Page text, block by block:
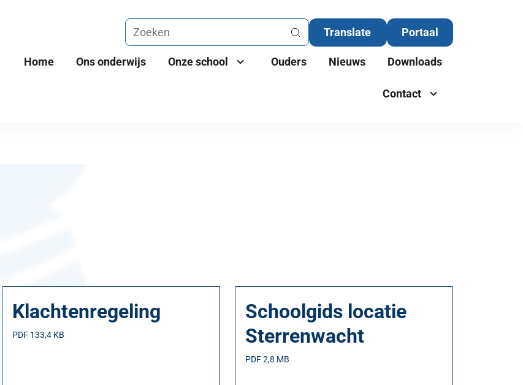
Portaal
Home Ons onderwijs Onze school Ouders Nieuws Downloads
Contact
Klachtenregeling
PDF 133,4 KB
Schoolgids locatie
Sterrenwacht
PDF 2,8 MB